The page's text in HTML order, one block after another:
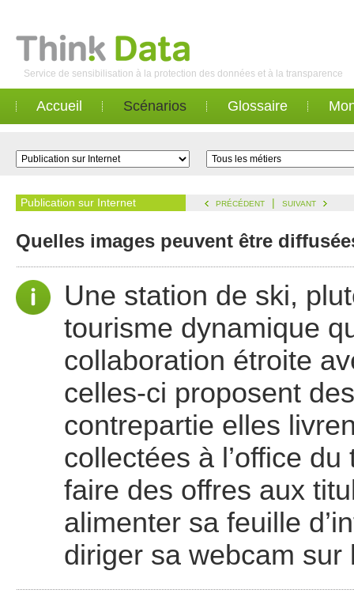
Service de sensibilisation à la protection des données et à la transparence
Accueil Scénarios Glossaire
Publication sur Internet PRÉCÉDENT | SUIVANT
Quelles images peuvent être
Une station de ski,
tourisme dynamique
collaboration étroite
celles-ci proposent
contrepartie elles
collectées à l’office
faire des offres aux
alimenter sa feuille
diriger sa webcam